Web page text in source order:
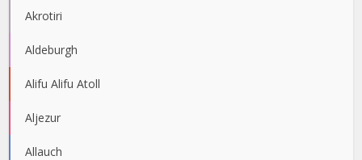
Akrotiri
Aldeburgh
Alifu Alifu Atoll
Aljezur
Allauch